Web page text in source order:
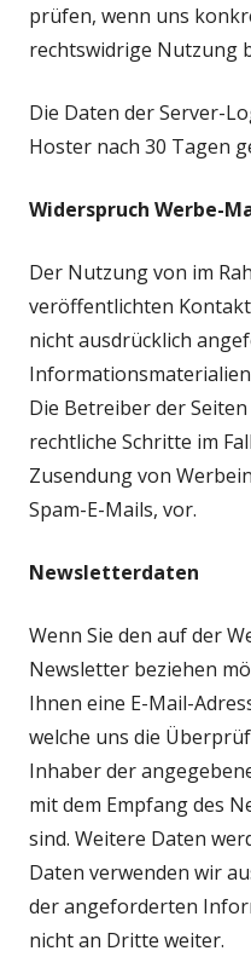
prüfen, wenn uns
rechtswidrige Nutzung
Die Daten der Server-
Hoster nach 30 Tagen
Widerspruch Werbe-
Der Nutzung von im
veröffentlichten
nicht ausdrücklich
Die Betreiber der
rechtliche Schritte im
Zusendung von
Spam-E-Mails, vor.
Newsletterdaten
Wenn Sie den auf der
Newsletter beziehen
Ihnen eine E-Mail-
welche uns die
Inhaber der
mit dem Empfang des
sind. Weitere Daten
Daten verwenden wir
der angeforderten
nicht an Dritte weiter.